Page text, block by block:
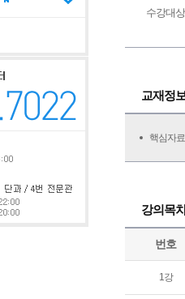
수강대상
교재정
핵심자
강의목
번호
1강